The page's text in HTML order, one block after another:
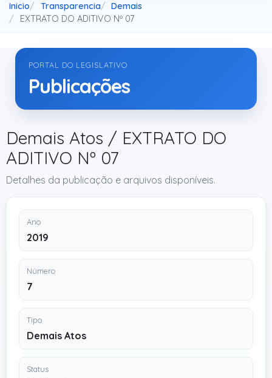
Inicio Transparencia
Demais
EXTRATO DO ADITIVO Nº 07
PORTAL DO LEGISLATIVO
Publicações
Demais Atos / EXTRATO DO
ADITIVO Nº 07
Detalhes da publicação e arquivos disponíveis.
Ano
2019
Número
7
Tipo
Demais Atos
Status